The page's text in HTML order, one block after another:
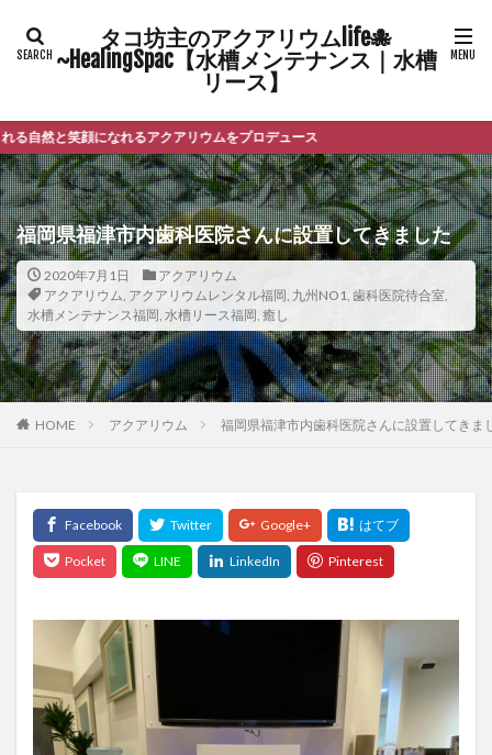
タコ坊主のアクアリウムlife🐙
~HealingSpac【水槽メンテナンス｜水槽
リース】
顔になれるアクアリウムをプロデュース
福岡県福津市内歯科医院さんに設置してきました
2020年7月1日
アクアリウム
アクアリウム, アクアリウムレンタル福岡, 九州NO1, 歯科医院待合室,
水槽メンテナンス福岡, 水槽リース福岡, 癒し
HOME アクアリウム 福岡県福津市内歯科医院さんに設置してきま